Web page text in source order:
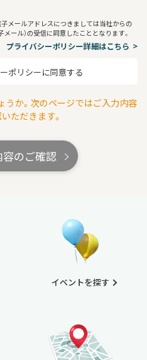
メールアドレスにつきましては当社からの
ール）の受信に同意したこととなります。
プライバシーポリシー詳細はこちら
ポリシーに同意する
うか。次のページではご入力内容
ただきます。
容のご確認
イベントを探す